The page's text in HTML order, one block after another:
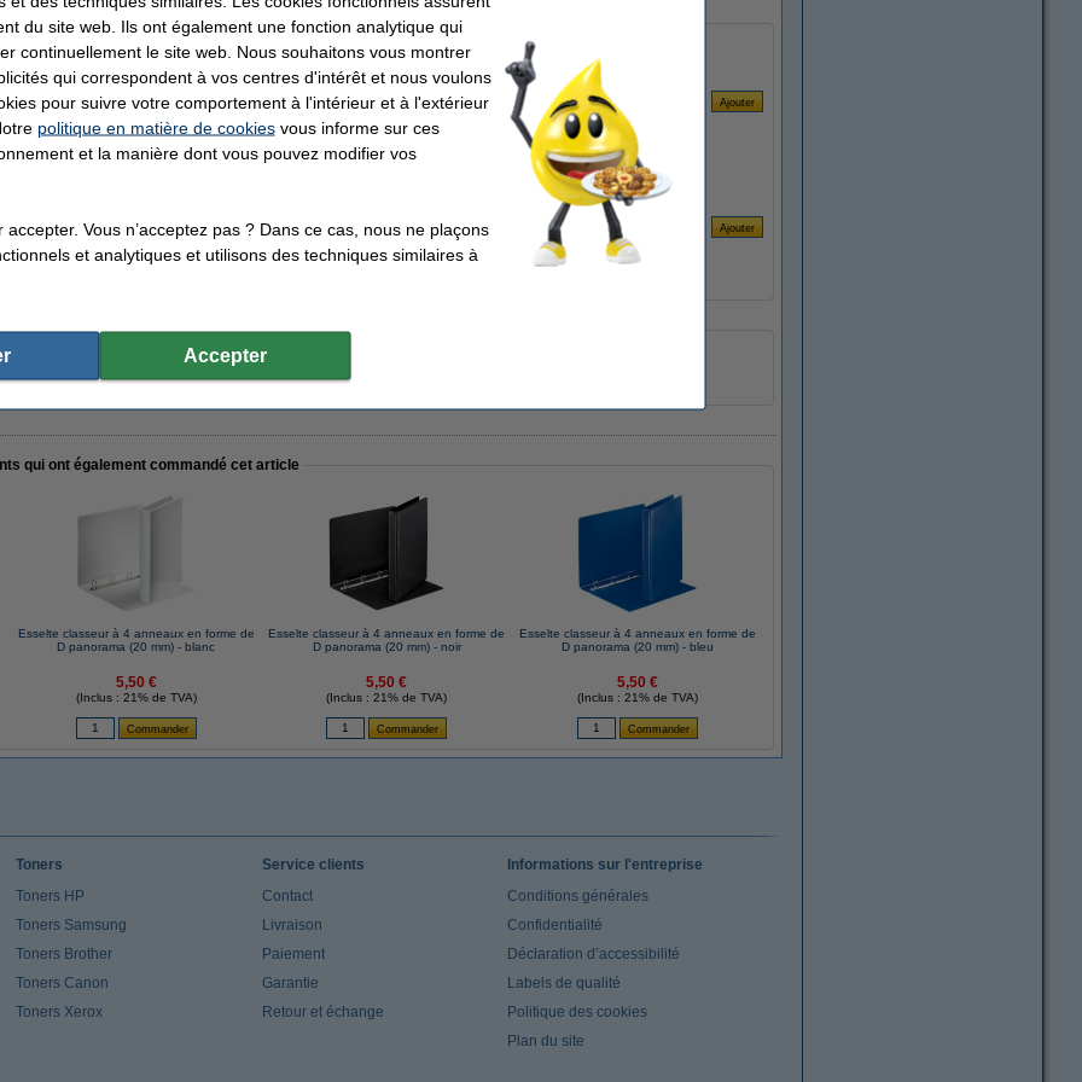
transparente A4 21 trous 80 microns (100 pièces)
qui ont également commandé cet article
Esselte classeur à 4 anneaux en forme de
D panorama (20 mm) - blanc
5,50 €
(Inclus : 21% de TVA)
Esselte classeur à 4 anneaux en forme de
D panorama (20 mm) - noir
5,50 €
(Inclus : 21% de TVA)
Esselte classeur à 4 anneaux en forme de
D panorama (20 mm) - bleu
5,50 €
(Inclus : 21% de TVA)
Toners
Toners HP
Toners Samsung
Toners Brother
Toners Canon
Toners Xerox
Service clients
Contact
Livraison
Paiement
Garantie
Retour et échange
Informations sur l'entreprise
Conditions générales
Confidentialité
Déclaration d’accessibilité
Labels de qualité
Politique des cookies
Plan du site
du site web. Ils ont également une fonction analytique qui
continuellement le site web. Nous souhaitons vous montrer
qui correspondent à vos centres d'intérêt et nous voulons
pour suivre votre comportement à l'intérieur et à l'extérieur
politique en matière de cookiesvous informe sur ces
et la manière dont vous pouvez modifier vos
Vous n’acceptez pas ? Dans ce cas, nous ne plaçons
et analytiques et utilisons des techniques similaires à
Accepter